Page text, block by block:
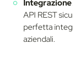
Integrazione
API REST
perfetta
aziendali.